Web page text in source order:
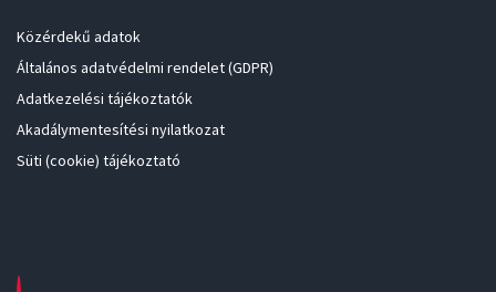
Közérdekű adatok
Általános adatvédelmi rendelet (GDPR)
Adatkezelési tájékoztatók
Akadálymentesítési nyilatkozat
Süti (cookie) tájékoztató